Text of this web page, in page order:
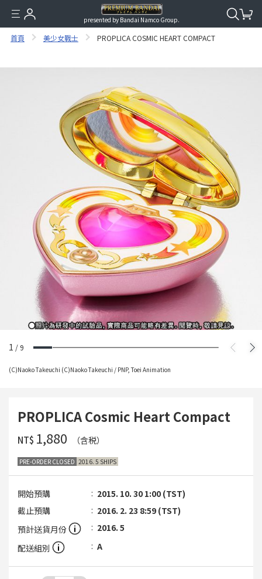
presented by Bandai Namco Group.
首頁 美少女戰士 PROPLICA COSMIC HEART COMPACT
1 /9
(C)Naoko Takeuchi (C)Naoko Takeuchi / PNP, Toei Animation
PROPLICA Cosmic Heart Compact
NT$ ‌1,880 （含税）
PRE-ORDER CLOSED 2016. 5 SHIPS
開始預購
2015. 10. 30 1:00 (TST)
截止預購
2016. 2. 23 8:59 (TST)
預計送貨月份
2016. 5
配送組別
A